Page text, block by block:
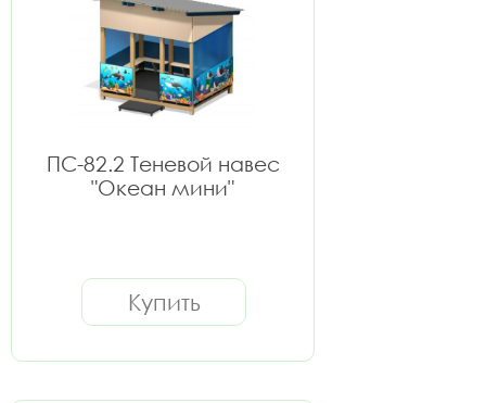
ПС-82.2 Теневой навес
"Океан мини"
Купить